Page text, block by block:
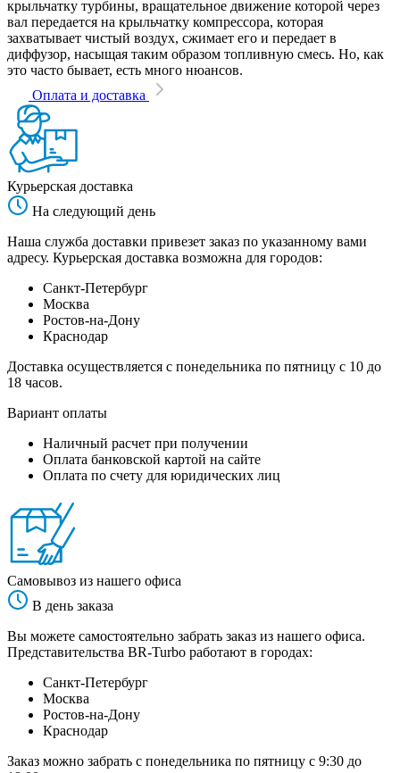
крыльчатку турбины, вращательное движение которой через
вал передается на крыльчатку компрессора, которая
захватывает чистый воздух, сжимает его и передает в
диффузор, насыщая таким образом топливную смесь. Но, как
это часто бывает, есть много нюансов.
Оплата и доставка
Курьерская доставка
На следующий день
Наша служба доставки привезет заказ по указанному вами
адресу. Курьерская доставка возможна для городов:
Санкт-Петербург
Москва
Ростов-на-Дону
Краснодар
Доставка осуществляется с понедельника по пятницу с 10 до
18 часов.
Вариант оплаты
Наличный расчет при получении
Оплата банковской картой на сайте
Оплата по счету для юридических лиц
Самовывоз из нашего офиса
В день заказа
Вы можете самостоятельно забрать заказ из нашего офиса.
Представительства BR-Turbo работают в городах:
Санкт-Петербург
Москва
Ростов-на-Дону
Краснодар
Заказ можно забрать с понедельника по пятницу с 9:30 до